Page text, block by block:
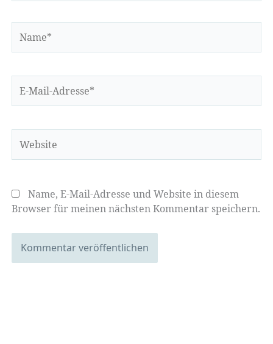
Mail-
Name, E-Mail-Adresse und Website in diesem
Browser für meinen nächsten Kommentar speichern.